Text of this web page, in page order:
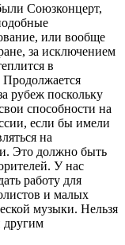
Союзконцерт,
или вообще
за исключением
в
Продолжается
рубеж поскольку
способности на
если бы имели
на
Это должно быть
У нас
работу для
и малых
музыки. Нельзя
другим